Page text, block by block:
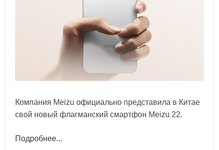
Компания Meizu официально представила в Китае
свой новый флагманский смартфон Meizu 22.
Подробнее...